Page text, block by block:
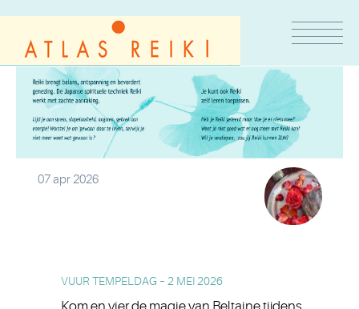
07 apr 2026
VUUR TEMPELDAG – 2 MEI 2026